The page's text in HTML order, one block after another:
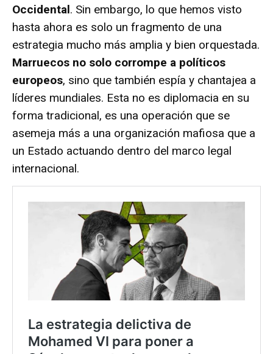
Occidental. Sin embargo, lo que hemos visto
hasta ahora es solo un fragmento de una
estrategia mucho más amplia y bien orquestada.
Marruecos no solo corrompe a políticos
europeos, sino que también espía y chantajea a
líderes mundiales. Esta no es diplomacia en su
forma tradicional, es una operación que se
asemeja más a una organización mafiosa que a
un Estado actuando dentro del marco legal
internacional.